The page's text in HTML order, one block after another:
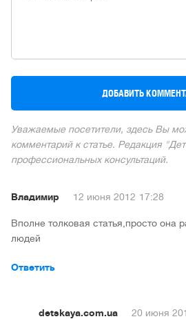
Уважаемые посетители, здесь Вы
комментарий к статье. Редакция
профессиональных консультаций.
Владимир 12 июня 2012 17:28
Вполне толковая статья,просто она
людей
Ответить
detskaya.com.ua 20 июня